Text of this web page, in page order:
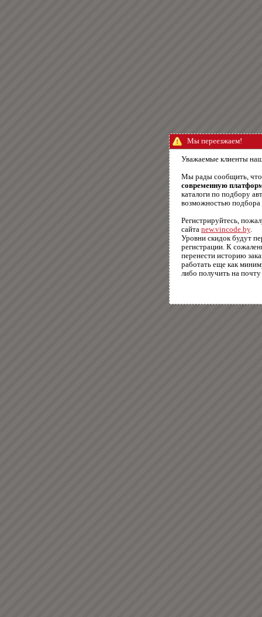
Мы переезжаем!
Уважаемые клиенты
Мы рады сообщить,
современную
каталоги по подбору
возможностью подбора
Регистрируйтесь,
сайта new.vincode.by.
Уровни скидок будут
регистрации. К
перенести историю
работать еще как
либо получить на